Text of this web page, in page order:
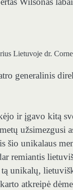
Lietuvoje dr.
generalinis
ir įgavo kitą
šio unikalaus
remiantis
unikalų,
atkreipė